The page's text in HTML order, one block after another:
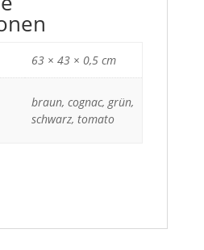
63 × 43 × 0,5 cm
braun, cognac, grün,
schwarz, tomato